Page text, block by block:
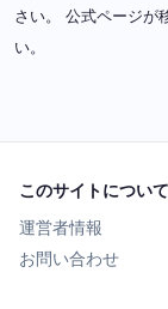
さい。 公式ページが
い。
このサイトについて
運営者情報
お問い合わせ